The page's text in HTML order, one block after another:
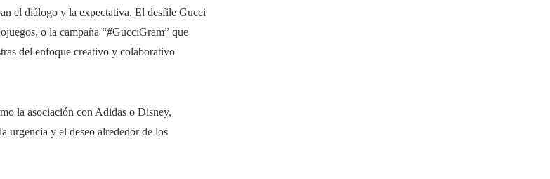
el diálogo y la expectativa. El desfile Gucci
o la campaña “#GucciGram” que
del enfoque creativo y colaborativo
la asociación con Adidas o Disney,
urgencia y el deseo alrededor de los